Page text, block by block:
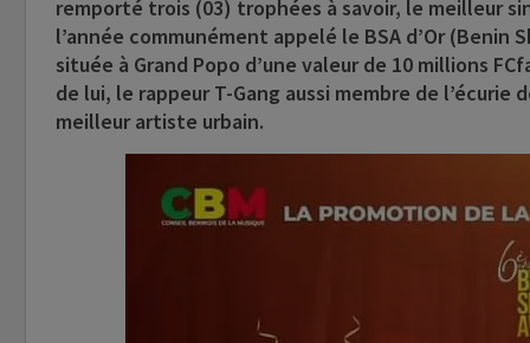
remporté trois (03) trophées à savoir, le meilleur
l’année communément appelé le BSA d’Or (Benin
située à Grand Popo d’une valeur de 10 millions
de lui, le rappeur T-Gang aussi membre de
meilleur artiste urbain.